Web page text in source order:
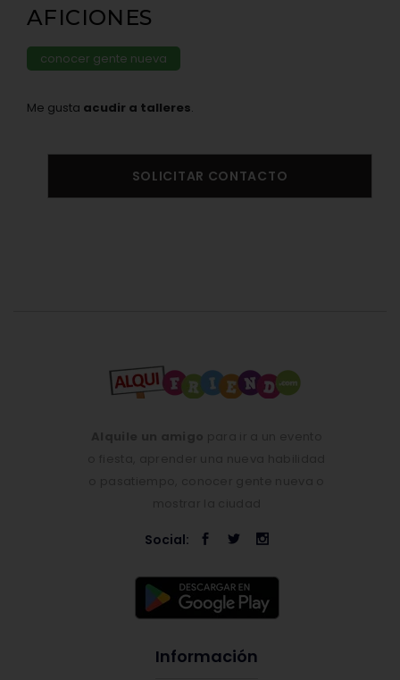
AFICIONES
conocer gente nueva
Me gusta acudir a talleres.
SOLICITAR CONTACTO
Social:
Información